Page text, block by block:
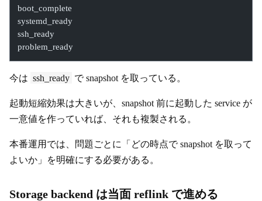
boot_complete
systemd_ready
ssh_ready
problem_ready
今は ssh_ready で snapshot を取っている。
起動短縮効果は大きいが、snapshot 前に起動した service が
一意値を作っていれば、それも複製される。
本番運用では、問題ごとに「どの時点で snapshot を取って
よいか」を明確にする必要がある。
Storage backend は当面 reflink で進める